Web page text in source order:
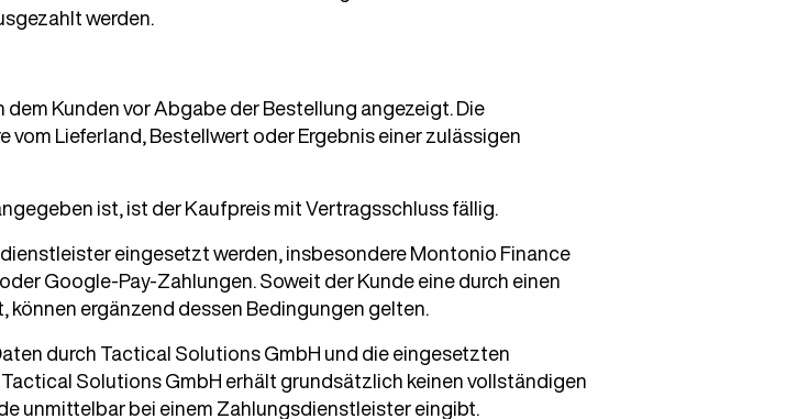
werden.
Kunden vor Abgabe der Bestellung angezeigt. Die
Lieferland, Bestellwert oder Ergebnis einer zulässigen
ist, ist der Kaufpreis mit Vertragsschluss fällig.
eingesetzt werden, insbesondere Montonio Finance
Google-Pay-Zahlungen. Soweit der Kunde eine durch einen
ergänzend dessen Bedingungen gelten.
durch Tactical Solutions GmbH und die eingesetzten
Solutions GmbH erhält grundsätzlich keinen vollständigen
unmittelbar bei einem Zahlungsdienstleister eingibt.